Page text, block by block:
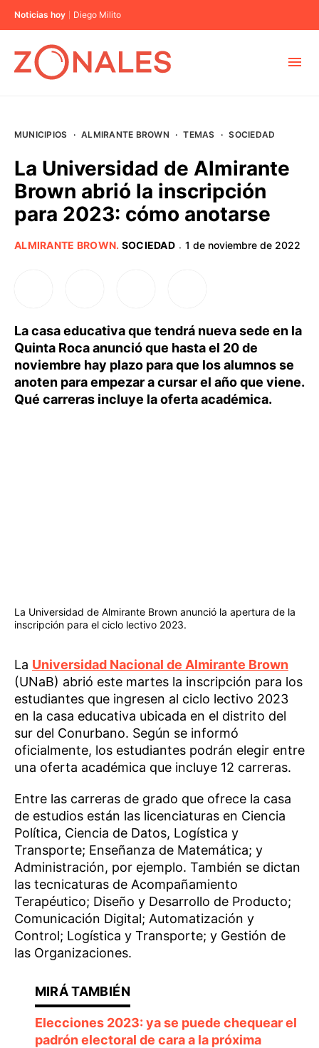
Noticias hoy Diego Milito
BUENOS AIRES
MUNICIPIOS · ALMIRANTE BROWN · TEMAS · SOCIEDAD
La Universidad de Almirante
Brown abrió la inscripción
para 2023: cómo anotarse
ALMIRANTE BROWN. SOCIEDAD · 1 de noviembre de 2022
La casa educativa que tendrá nueva sede en la
Quinta Roca anunció que hasta el 20 de
noviembre hay plazo para que los alumnos se
anoten para empezar a cursar el año que viene.
Qué carreras incluye la oferta académica.
La Universidad de Almirante Brown anunció la apertura de la
inscripción para el ciclo lectivo 2023.
La Universidad Nacional de Almirante Brown
(UNaB) abrió este martes la inscripción para los
estudiantes que ingresen al ciclo lectivo 2023
en la casa educativa ubicada en el distrito del
sur del Conurbano. Según se informó
oficialmente, los estudiantes podrán elegir entre
una oferta académica que incluye 12 carreras.
Entre las carreras de grado que ofrece la casa
de estudios están las licenciaturas en Ciencia
Política, Ciencia de Datos, Logística y
Transporte; Enseñanza de Matemática; y
Administración, por ejemplo. También se dictan
las tecnicaturas de Acompañamiento
Terapéutico; Diseño y Desarrollo de Producto;
Comunicación Digital; Automatización y
Control; Logística y Transporte; y Gestión de
las Organizaciones.
Elecciones 2023: ya se puede chequear el
padrón electoral de cara a la próxima